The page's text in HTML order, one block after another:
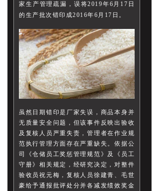
家生产管理疏漏，误将2019年6月17日
的生产批次错印成2016年6月17日。
虽然日期错印是厂家失误，商品本身并
无质量安全问题，但该事件反映出验收
及复核人员严重失责，管理者在作业规
范执行管理方面存在严重缺失。依据公
司《仓储员工奖惩管理规范》及《员工
守册》相关规定，经研究决定，对整件
验收员祝元梅，复核人员徐建青、毛世
豪给予通报批评处分并各减发绩效奖金